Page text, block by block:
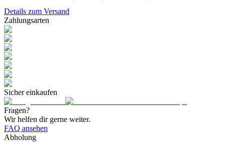
Details zum Versand
Zahlungsarten
Sicher einkaufen
Fragen?
Wir helfen dir gerne weiter.
FAQ ansehen
Abholung